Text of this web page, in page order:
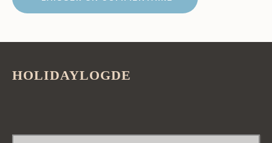
HOLIDAYLOGDE